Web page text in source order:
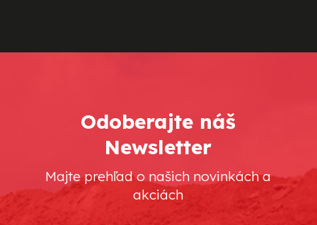
Odoberajte náš
Newsletter
Majte prehľad o našich novinkách a
akciách